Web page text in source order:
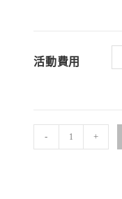
活動費用
-
營
+